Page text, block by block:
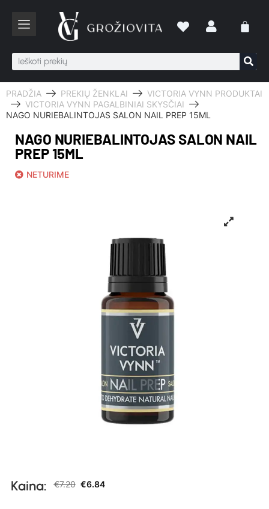
PRADŽIA PREKIŲ ŽENKLAI
VICTORIA VYNN PRODUKTAI
VICTORIA VYNN PAGALBINIAI SKYSČIAI
NAGO NURIEBALINTOJAS SALON NAIL PREP 15ML
NAGO NURIEBALINTOJAS SALON NAIL
PREP 15ML
NETURIME
Kaina: €7.20 €6.84